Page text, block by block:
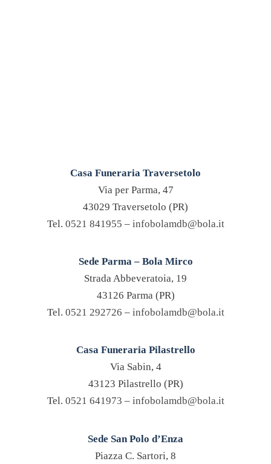
Casa Funeraria Traversetolo
Via per Parma, 47
43029 Traversetolo (PR)
Tel. 0521 841955 – infobolamdb@bola.it
Sede Parma – Bola Mirco
Strada Abbeveratoia, 19
43126 Parma (PR)
Tel. 0521 292726 – infobolamdb@bola.it
Casa Funeraria Pilastrello
Via Sabin, 4
43123 Pilastrello (PR)
Tel. 0521 641973 – infobolamdb@bola.it
Sede San Polo d’Enza
Piazza C. Sartori, 8